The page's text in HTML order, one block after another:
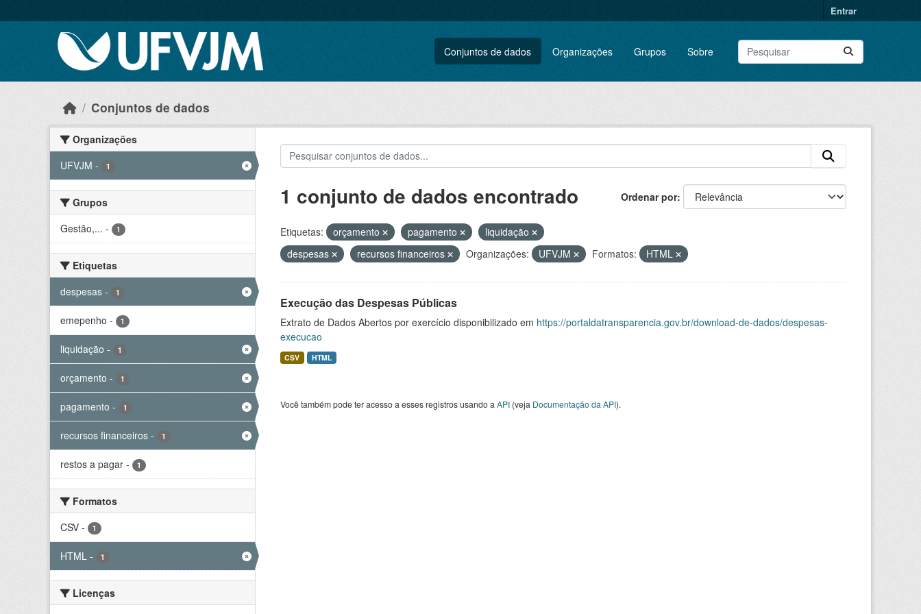
Entrar
Conjuntos de dados Organizações Grupos Sobre
Conjuntos de dados
Organizações
UFVJM - 1
Grupos
Gestão,... - 1
Etiquetas
despesas - 1
emepenho - 1
liquidação - 1
orçamento - 1
pagamento - 1
recursos financeiros - 1
restos a pagar - 1
Formatos
CSV - 1
HTML - 1
Licenças
Ordenar por
1 conjunto de dados encontrado
Etiquetas: orçamento pagamento
liquidação
despesas
recursos financeiros Organizações: UFVJM Formatos: HTML
Execução das Despesas Públicas
Extrato de Dados Abertos por exercício disponibilizado em https://portaldatransparencia.gov.br/download-de-dados/despesas-
execucao
CSV HTML
Você também pode ter acesso a esses registros usando a API(veja Documentação da API).